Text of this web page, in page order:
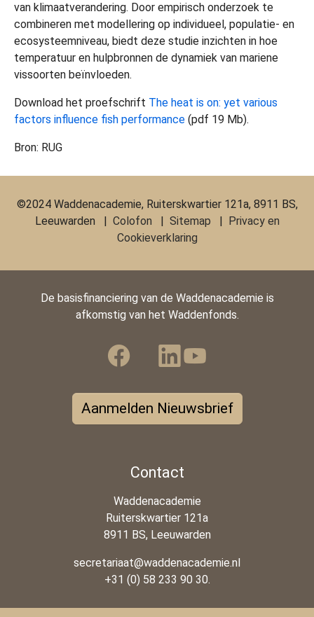
van klimaatverandering. Door empirisch onderzoek te
combineren met modellering op individueel, populatie- en
ecosysteemniveau, biedt deze studie inzichten in hoe
temperatuur en hulpbronnen de dynamiek van mariene
vissoorten beïnvloeden.
Download het proefschrift The heat is on: yet various
factors influence fish performance (pdf 19 Mb).
Bron: RUG
©2024 Waddenacademie, Ruiterskwartier 121a, 8911 BS,
Leeuwarden | Colofon | Sitemap | Privacy en
Cookieverklaring
De basisfinanciering van de Waddenacademie is
afkomstig van het Waddenfonds.
Aanmelden Nieuwsbrief
Contact
Waddenacademie
Ruiterskwartier 121a
8911 BS, Leeuwarden
secretariaat@waddenacademie.nl
+31 (0) 58 233 90 30.